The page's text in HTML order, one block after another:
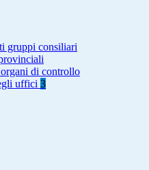
gruppi consiliari
di controllo
uffici 3